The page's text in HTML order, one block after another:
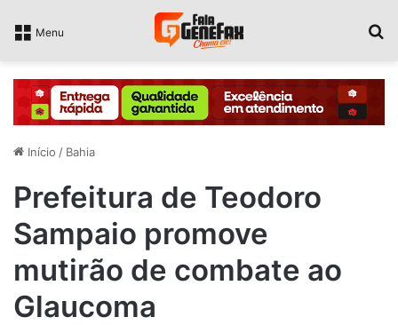
Menu
Início / Bahia
Prefeitura de Teodoro
Sampaio promove
mutirão de combate ao
Glaucoma